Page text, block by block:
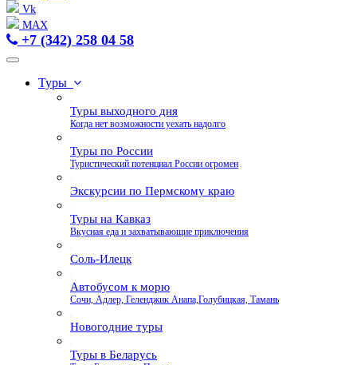
Vk
MAX
+7 (342) 258 04 58
Туры
Туры выходного дня
Когда нет возможности уехать надолго
Туры по России
Туристический потенциал России огромен
Экскурсии по Пермскому краю
Туры на Кавказ
Вкусная еда и захватывающие приключения
Соль-Илецк
Автобусом к морю
Сочи, Адлер, Геленджик Анапа,Голубицкая, Тамань
Новогодние туры
Туры в Беларусь